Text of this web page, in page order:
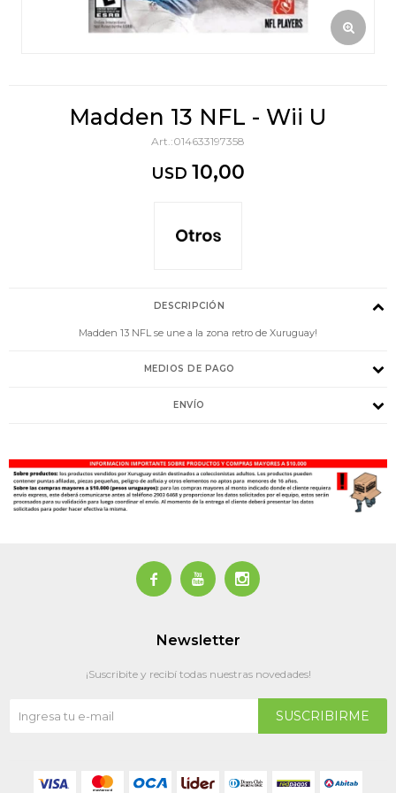
Madden 13 NFL - Wii U
014633197358
USD 10,00
DESCRIPCIÓN
Madden 13 NFL se une a la zona retro de Xuruguay!
MEDIOS DE PAGO
ENVÍO
  
Newsletter
¡Suscribite y recibí todas nuestras novedades!
SUSCRIBIRME